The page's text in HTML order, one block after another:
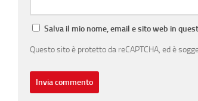
Salva il mio nome, email e sito web in
Questo sito è protetto da reCAPTCHA, ed è